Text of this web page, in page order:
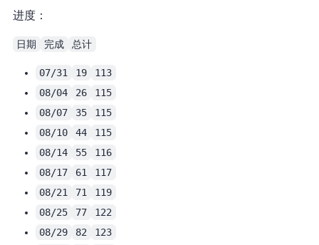
进度：
日期 完成 总计
07/31 19
113
08/04
26
115
08/07
35
115
08/10
44
115
08/14
55
116
08/17
61
117
08/21
71
119
08/25
77
122
08/29
82
123